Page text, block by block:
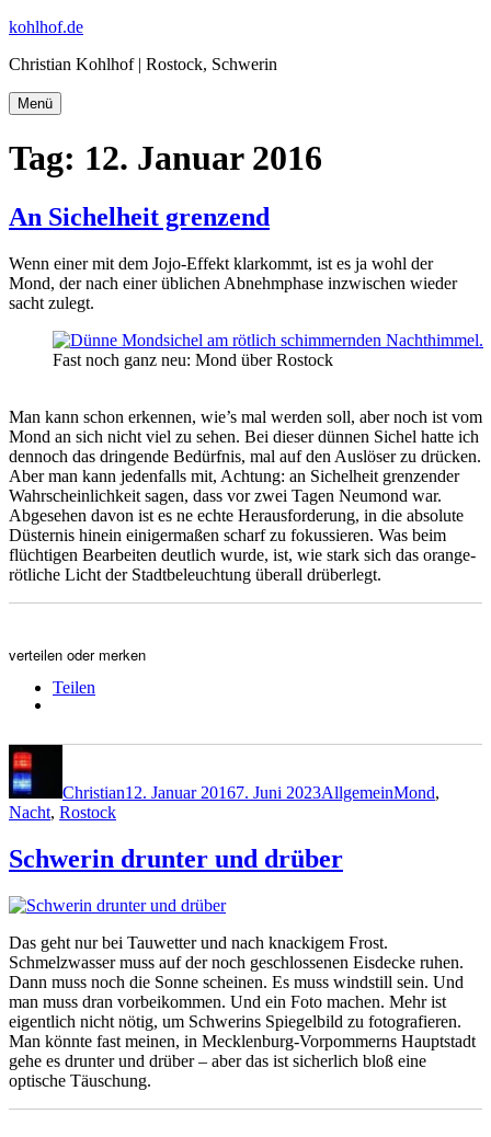
Zum
springen
kohlhof.de
Christian Kohlhof | Rostock, Schwerin
Menü
Tag: 12. Januar 2016
An Sichelheit grenzend
Wenn einer mit dem Jojo-Effekt klarkommt, ist es ja wohl der
Mond, der nach einer üblichen Abnehmphase inzwischen wieder
sacht zulegt.
Fast noch ganz neu: Mond über Rostock
Man kann schon erkennen, wie’s mal werden soll, aber noch ist vom
Mond an sich nicht viel zu sehen. Bei dieser dünnen Sichel hatte ich
dennoch das dringende Bedürfnis, mal auf den Auslöser zu drücken.
Aber man kann jedenfalls mit, Achtung: an Sichelheit grenzender
Wahrscheinlichkeit sagen, dass vor zwei Tagen Neumond war.
Abgesehen davon ist es ne echte Herausforderung, in die absolute
Düsternis hinein einigermaßen scharf zu fokussieren. Was beim
flüchtigen Bearbeiten deutlich wurde, ist, wie stark sich das orange-
rötliche Licht der Stadtbeleuchtung überall drüberlegt.
verteilen oder merken
Teilen
Christian12. Januar 20167. Juni 2023AllgemeinMond,
Nacht, Rostock
Schwerin drunter und drüber
Das geht nur bei Tauwetter und nach knackigem Frost.
Schmelzwasser muss auf der noch geschlossenen Eisdecke ruhen.
Dann muss noch die Sonne scheinen. Es muss windstill sein. Und
man muss dran vorbeikommen. Und ein Foto machen. Mehr ist
eigentlich nicht nötig, um Schwerins Spiegelbild zu fotografieren.
Man könnte fast meinen, in Mecklenburg-Vorpommerns Hauptstadt
gehe es drunter und drüber – aber das ist sicherlich bloß eine
optische Täuschung.